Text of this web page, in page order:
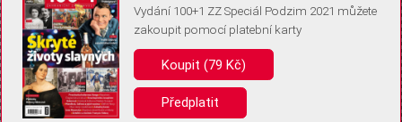
Pro základní fungování webu nepotřebujeme ukládat žádné informace
(tzv. cookies apod.). Rádi bychom vás ale požádali o souhlas s
uložením volitelných informací:
Anonymní unikátní ID
Vydání 100+1 ZZ Speciál Podzim 2021 můžete
zakoupit pomocí platební karty
Koupit (79 Kč)
Předplatit